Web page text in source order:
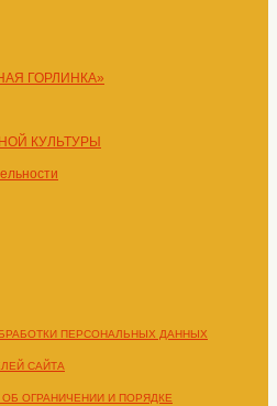
ГОРЛИНКА»
КУЛЬТУРЫ
ПЕРСОНАЛЬНЫХ ДАННЫХ
САЙТА
ОГРАНИЧЕНИИ И ПОРЯДКЕ